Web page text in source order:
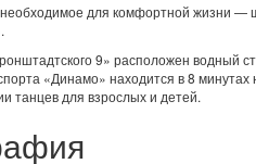
для комфортной жизни
9» расположен водный
«Динамо» находится в 8
танцев для взрослых и детей.